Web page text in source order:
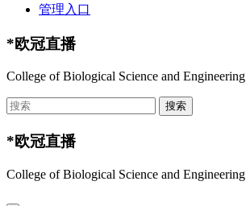
管理入口
*欧冠直播
College of Biological Science and Engineering
*欧冠直播
College of Biological Science and Engineering